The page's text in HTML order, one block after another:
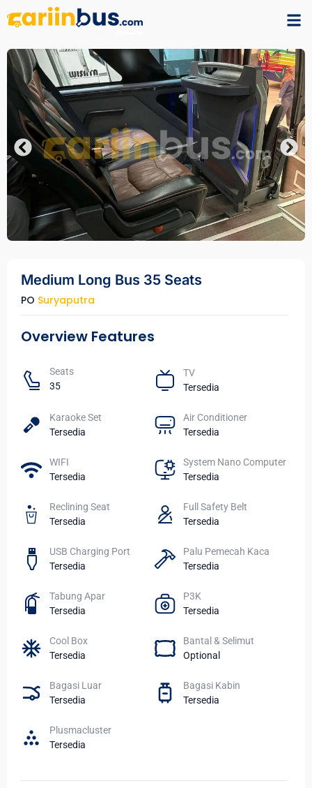
Medium Long Bus 35 Seats
PO Suryaputra
Overview Features
Seats​
35
TV​
Tersedia
Karaoke Set
Tersedia
Air Conditioner
Tersedia
WIFI​
Tersedia
System Nano Computer
Tersedia
Reclining Seat
Tersedia
Full Safety Belt
Tersedia
USB Charging Port
Tersedia
Palu Pemecah Kaca
Tersedia
Tabung Apar
Tersedia
P3K
Tersedia
Cool Box
Tersedia
Bantal & Selimut
Optional
Bagasi Luar
Tersedia
Bagasi Kabin
Tersedia
Plusmacluster
Tersedia